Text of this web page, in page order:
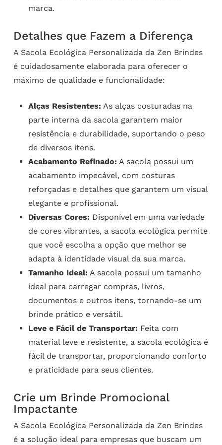
marca.
Detalhes que Fazem a Diferença
A Sacola Ecológica Personalizada da Zen Brindes
é cuidadosamente elaborada para oferecer o
máximo de qualidade e funcionalidade:
Alças Resistentes: As alças costuradas na
parte interna da sacola garantem maior
resistência e durabilidade, suportando o peso
de diversos itens.
Acabamento Refinado: A sacola possui um
acabamento impecável, com costuras
reforçadas e detalhes que garantem um visual
elegante e profissional.
Diversas Cores: Disponível em uma variedade
de cores vibrantes, a sacola ecológica permite
que você escolha a opção que melhor se
adapta à identidade visual da sua marca.
Tamanho Ideal: A sacola possui um tamanho
ideal para carregar compras, livros,
documentos e outros itens, tornando-se um
brinde prático e versátil.
Leve e Fácil de Transportar: Feita com
material leve e resistente, a sacola ecológica é
fácil de transportar, proporcionando conforto
e praticidade para seus clientes.
Crie um Brinde Promocional
Impactante
A Sacola Ecológica Personalizada da Zen Brindes
é a solução ideal para empresas que buscam um